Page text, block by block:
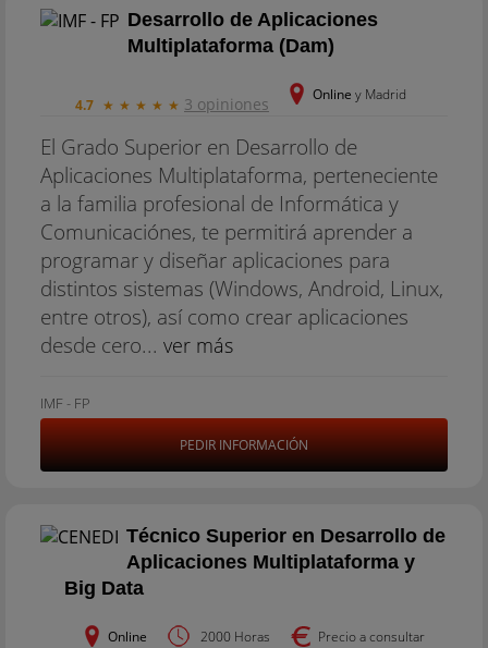
Desarrollo de Aplicaciones
Multiplataforma (Dam)
Online y Madrid
4.7 ★ ★ ★ ★ ★ 3 opiniones
El Grado Superior en Desarrollo de
Aplicaciones Multiplataforma, perteneciente
a la familia profesional de Informática y
Comunicaciónes, te permitirá aprender a
programar y diseñar aplicaciones para
distintos sistemas (Windows, Android, Linux,
entre otros), así como crear aplicaciones
desde cero... ver más
IMF - FP
PEDIR INFORMACIÓN
Técnico Superior en Desarrollo de
Aplicaciones Multiplataforma y
Big Data
Online 2000 Horas
Precio a consultar